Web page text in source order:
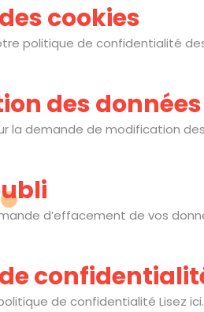
cookies
politique de confidentialité
des données
la demande de modification
d’effacement de vos
de confidentialité Lisez ici.